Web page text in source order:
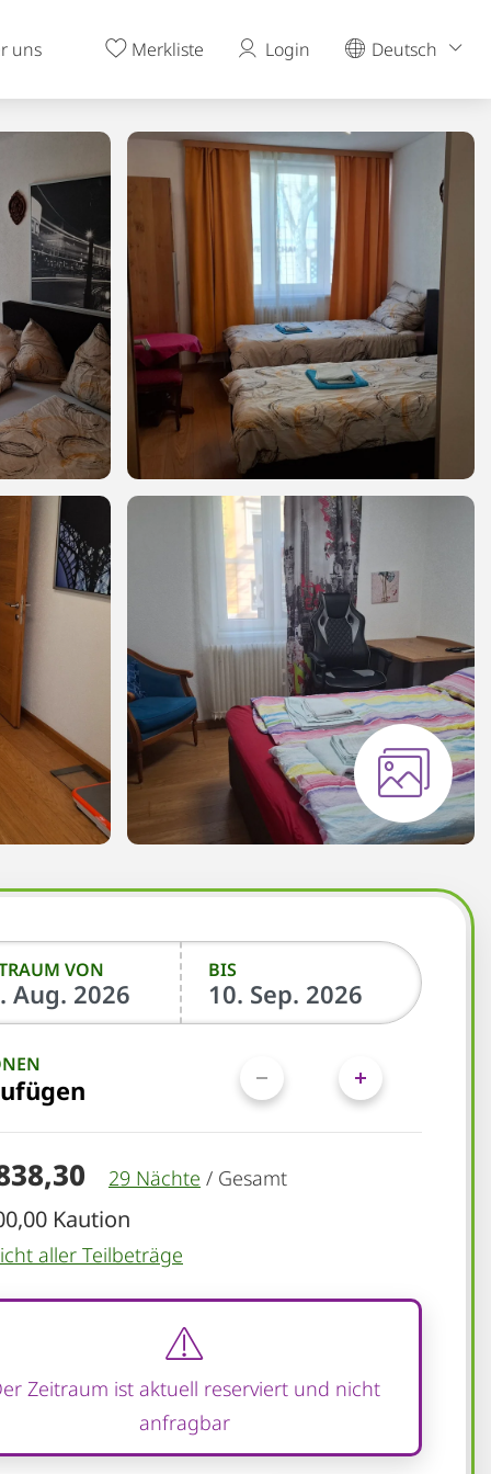
uns Merkliste Login Deutsch
VON BIS
29 Nächte / Gesamt
Kaution
aller Teilbeträge
Zeitraum ist aktuell reserviert und nicht
anfragbar